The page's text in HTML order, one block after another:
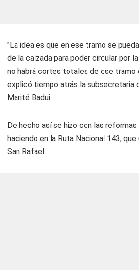
"La idea es que en ese tramo se
de la calzada para poder circular por
no habrá cortes totales de ese tramo
explicó tiempo atrás la subsecretaria
Marité Badui.
De hecho así se hizo con las reformas
haciendo en la Ruta Nacional 143, que
San Rafael.